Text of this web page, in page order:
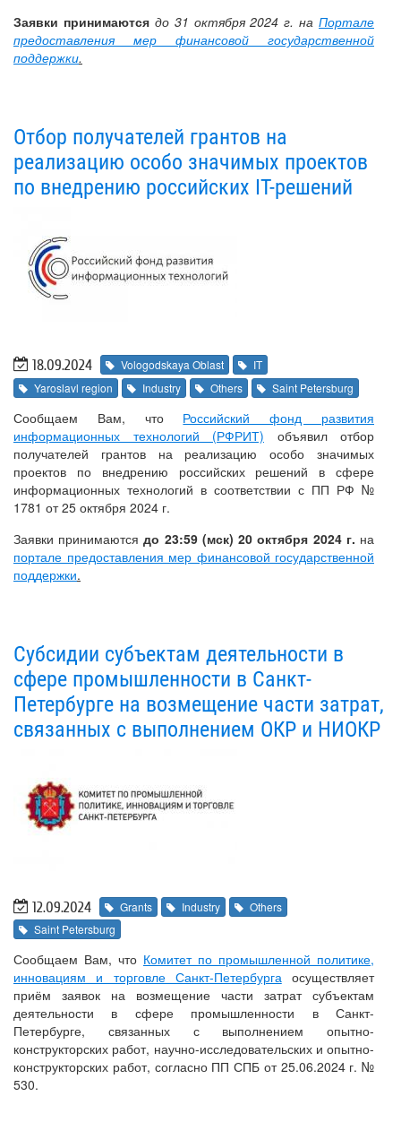
Заявки принимаютсядо 31 октября 2024 г. на Портале
предоставления мер финансовой государственной
поддержки.
Отбор получателей грантов на
реализацию особо значимых проектов
по внедрению российских IT-решений
18.09.2024 Vologodskaya Oblast
IT
Yaroslavl region
Industry Others Saint Petersburg
Сообщаем Вам, что Российский фонд развития
информационных технологий (РФРИТ) объявил отбор
получателей грантов на реализацию особо значимых
проектов по внедрению российских решений в сфере
информационных технологий в соответствии с ПП РФ №
1781 от 25 октября 2024 г.
Заявки принимаютсядо 23:59 (мск) 20 октября 2024 г. на
портале предоставления мер финансовой государственной
поддержки.
Субсидии субъектам деятельности в
сфере промышленности в Санкт-
Петербурге на возмещение части затрат,
связанных с выполнением ОКР и НИОКР
12.09.2024 Grants Industry
Others
Saint Petersburg
Сообщаем Вам, что Комитет по промышленной политике,
инновациям и торговле Санкт-Петербургаосуществляет
приём заявок на возмещение части затрат субъектам
деятельности в сфере промышленности в Санкт-
Петербурге, связанных с выполнением опытно-
конструкторских работ, научно-исследовательских и опытно-
конструкторских работ, согласно ПП СПБ от 25.06.2024 г. №
530.